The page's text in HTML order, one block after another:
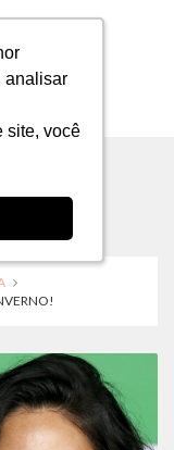
analisar
site, você
analisar
site, você